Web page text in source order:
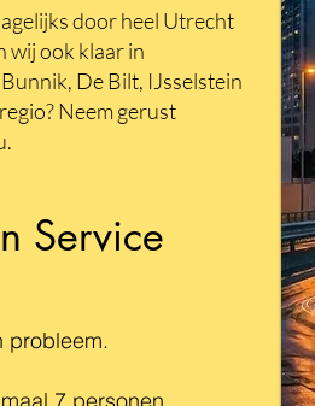
door heel Utrecht
wij ook klaar in
De Bilt, IJsselstein
Neem gerust
Service
probleem.